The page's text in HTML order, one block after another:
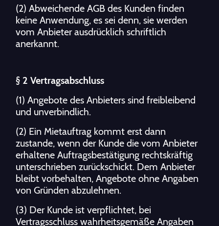
(2) Abweichende AGB des Kunden finden
keine Anwendung, es sei denn, sie werden
vom Anbieter ausdrücklich schriftlich
anerkannt.
§ 2 Vertragsabschluss
(1) Angebote des Anbieters sind freibleibend
und unverbindlich.
(2) Ein Mietauftrag kommt erst dann
zustande, wenn der Kunde die vom Anbieter
erhaltene Auftragsbestätigung rechtskräftig
unterschrieben zurückschickt. Dem Anbieter
bleibt vorbehalten, Angebote ohne Angaben
von Gründen abzulehnen.
(3) Der Kunde ist verpflichtet, bei
Vertragsschluss wahrheitsgemäße Angaben